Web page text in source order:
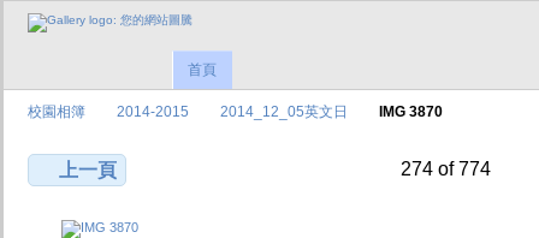
首頁
校園相簿 2014-2015 2014_12_05英文日 IMG 3870
上一頁 274 of 774